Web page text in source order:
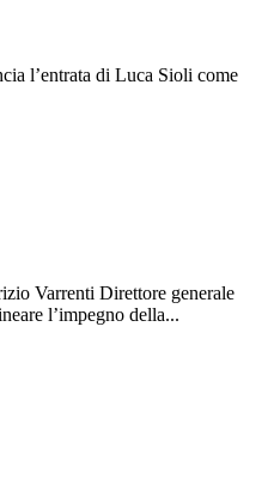
l’entrata di Luca Sioli come
Varrenti Direttore generale
l’impegno della...